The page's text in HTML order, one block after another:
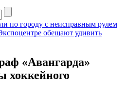
по городу с неисправным рулем
обещают удивить
«Авангарда»
хоккейного